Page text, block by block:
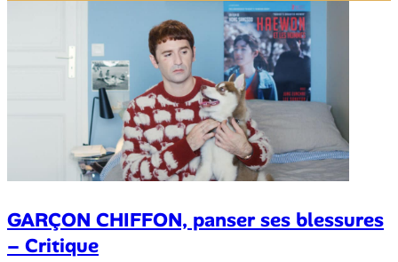
GARÇON CHIFFON, panser ses blessures
– Critique